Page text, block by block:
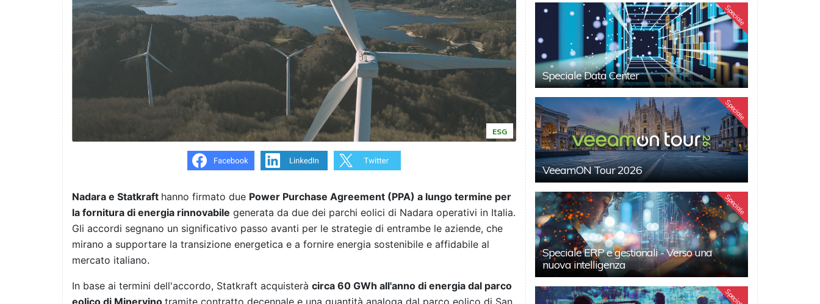
ESG
Nadara e Statkraft hanno firmato due Power Purchase Agreement (PPA) a lungo termine per
la fornitura di energia rinnovabile generata da due dei parchi eolici di Nadara operativi in Italia.
Gli accordi segnano un significativo passo avanti per le strategie di entrambe le aziende, che
mirano a supportare la transizione energetica e a fornire energia sostenibile e affidabile al
mercato italiano.
In base ai termini dell'accordo, Statkraft acquisterà circa 60 GWh all'anno di energia dal parco
Speciale
Speciale Data Center
Speciale
VeeamON Tour 2026
Speciale
Speciale ERP e gestionali - Verso una
nuova intelligenza
Speciale